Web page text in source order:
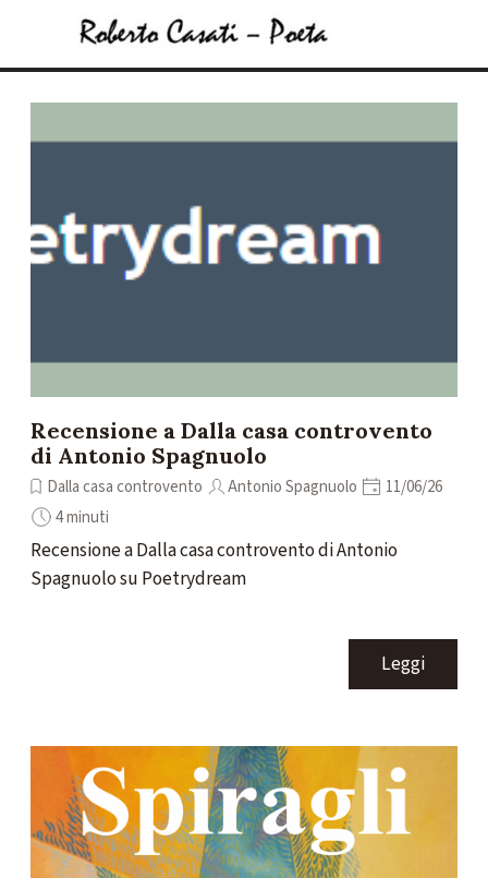
Salta menù
Recensione a Dalla casa controvento
di Antonio Spagnuolo
Dalla casa controvento Antonio Spagnuolo
11/06/26
4 minuti
Recensione a Dalla casa controvento di Antonio
Spagnuolo su Poetrydream
Leggi